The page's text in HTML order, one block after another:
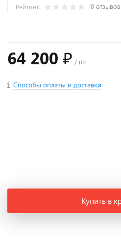
Рейтинг: 0 отзывов
64 200 ₽ / шт
Способы оплаты и доставки
Купить в